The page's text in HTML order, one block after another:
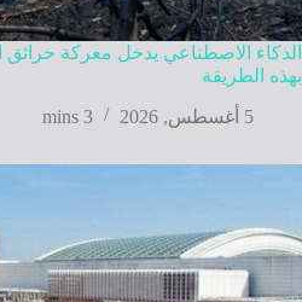
الذكاء الاصطناعي يدخل معركة حرائق
بهذه الطريقة
5 أغسطس, 2026
3 mins